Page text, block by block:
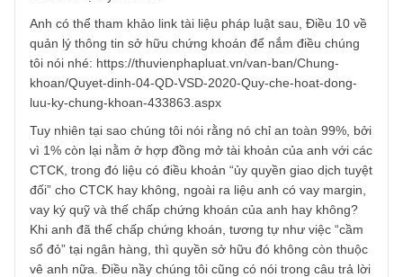
khoán được sở hữu đích danh mỗi nhà đầu tư, và được
quản lý dữ liệu tập trung trên Trung tâm Lưu ký chứng
khoán (VSD) và an toàn 99% tương tự sổ đổ đích danh
được quản lý tập trung tại Sở Tài Nguyên & Môi trường/Ủy
Ban Nhân Dân vậy, chứ không phải quản lý ủy thác bởi
CTCK như anh nói ở trên rồi cài backdoor gì đấy. Nếu anh
không tin anh có thể hỏi xem phòng quan hệ đầu tư (IR)
của các doanh nghiệp niêm yết xem họ lấy danh sách cổ
đông từ đâu để chia cổ tức tiền mặt, chúng tôi tin rằng câu
trả lời là họ lấy từ VSD.
Anh có thể tham khảo link tài liệu pháp luật sau, Điều 10